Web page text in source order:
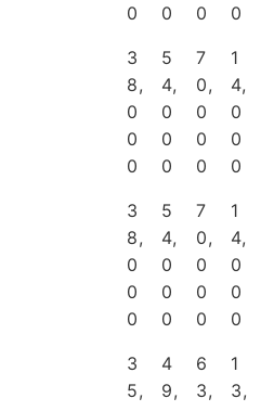
0
0
0
0
3
8,
0
0
0
5
4,
0
0
0
7
0,
0
0
0
1
4,
0
0
0
3
8,
0
0
0
5
4,
0
0
0
7
0,
0
0
0
1
4,
0
0
0
3
5,
4
9,
6
3,
1
3,